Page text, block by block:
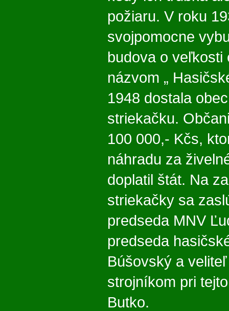
požiaru. V roku
svojpomocne
budova o veľkosti
názvom „
1948 dostala
striekačku.
100 000,- Kčs,
náhradu za
doplatil štát. Na
striekačky sa
predseda MNV
predseda
Búšovský a
strojníkom pri
Butko.